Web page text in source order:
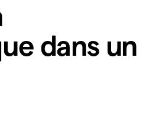
dans un